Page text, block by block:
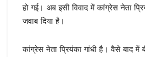
हो गई। अब इसी विवाद में कांग्रेस नेता
जवाब दिया है।
कांग्रेस नेता प्रियंका गांधी है। वैसे बाद में